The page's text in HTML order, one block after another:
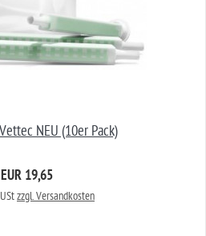
NEU (10er Pack)
EUR 19,65
zzgl. Versandkosten